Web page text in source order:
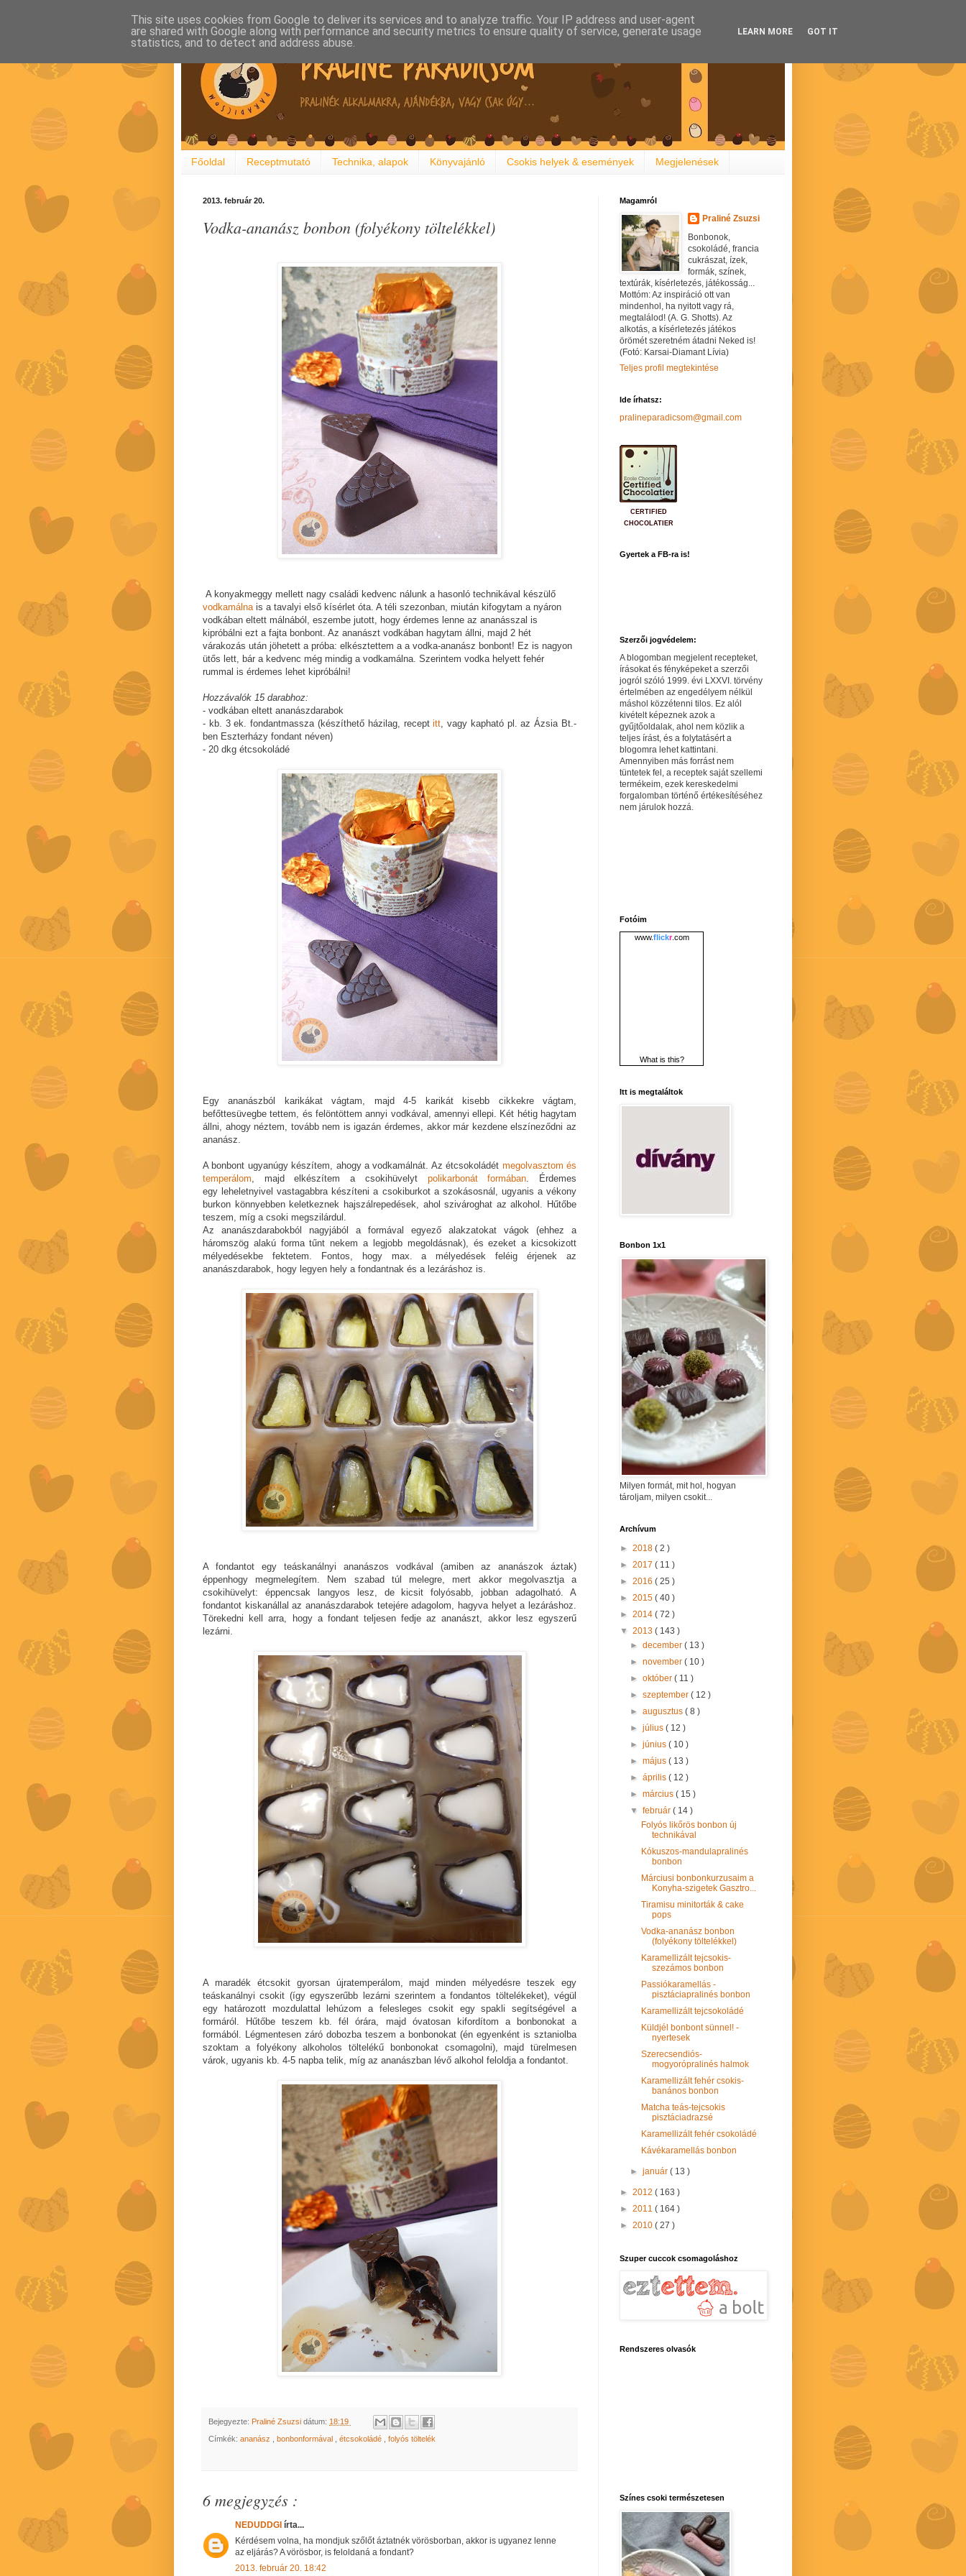
Főoldal Receptmutató Technika, alapok Könyvajánló Csokis helyek & események Megjelenések
2013. február 20.
Vodka-ananász bonbon (folyékony töltelékkel)
A konyakmeggy mellett nagy családi kedvenc nálunk a hasonló technikával készülő
vodkamálnais a tavalyi első kísérlet óta. A téli szezonban, miután kifogytam a nyáron
vodkában eltett málnából, eszembe jutott, hogy érdemes lenne az ananásszal is
kipróbálni ezt a fajta bonbont. Az ananászt vodkában hagytam állni, majd 2 hét
várakozás után jöhetett a próba: elkésztettem a a vodka-ananász bonbont! Ez is nagyon
ütős lett, bár a kedvenc még mindig a vodkamálna. Szerintem vodka helyett fehér
rummal is érdemes lehet kipróbálni!
Hozzávalók 15 darabhoz:
- vodkában eltett ananászdarabok
- kb. 3 ek. fondantmassza (készíthető házilag, receptitt, vagy kapható pl. az Ázsia Bt.-
ben Eszterházy fondant néven)
- 20 dkg étcsokoládé
Egy ananászból karikákat vágtam, majd 4-5 karikát kisebb cikkekre vágtam,
befőttesüvegbe tettem, és felöntöttem annyi vodkával, amennyi ellepi. Két hétig hagytam
állni, ahogy néztem, tovább nem is igazán érdemes, akkor már kezdene elszíneződni az
ananász.
A bonbont ugyanúgy készítem, ahogy a vodkamálnát. Az étcsokoládét megolvasztom és
temperálom, majd elkészítem a csokihüvelyt polikarbonát formában. Érdemes
egy leheletnyivel vastagabbra készíteni a csokiburkot a szokásosnál, ugyanis a vékony
burkon könnyebben keletkeznek hajszálrepedések, ahol szivároghat az alkohol. Hűtőbe
teszem, míg a csoki megszilárdul.
Az ananászdarabokból nagyjából a formával egyező alakzatokat vágok (ehhez a
háromszög alakú forma tűnt nekem a legjobb megoldásnak), és ezeket a kicsokizott
mélyedésekbe fektetem. Fontos, hogy max. a mélyedések feléig érjenek az
ananászdarabok, hogy legyen hely a fondantnak és a lezáráshoz is.
A fondantot egy teáskanálnyi ananászos vodkával (amiben az ananászok áztak)
éppenhogy megmelegítem. Nem szabad túl melegre, mert akkor megolvasztja a
csokihüvelyt: éppencsak langyos lesz, de kicsit folyósabb, jobban adagolható. A
fondantot kiskanállal az ananászdarabok tetejére adagolom, hagyva helyet a lezáráshoz.
Törekedni kell arra, hogy a fondant teljesen fedje az ananászt, akkor lesz egyszerű
lezárni.
A maradék étcsokit gyorsan újratemperálom, majd minden mélyedésre teszek egy
teáskanálnyi csokit (így egyszerűbb lezárni szerintem a fondantos töltelékeket), végül
egy határozott mozdulattal lehúzom a felesleges csokit egy spakli segítségével a
formáról. Hűtőbe teszem kb. fél órára, majd óvatosan kifordítom a bonbonokat a
formából. Légmentesen záró dobozba teszem a bonbonokat (én egyenként is sztaniolba
szoktam a folyékony alkoholos töltelékű bonbonokat csomagolni), majd türelmesen
várok, ugyanis kb. 4-5 napba telik, míg az ananászban lévő alkohol feloldja a fondantot.
Bejegyezte: Praliné Zsuzsi dátum: 18:19
Címkék: ananász bonbonformával étcsokoládé folyós töltelék
6 megjegyzés :
NEDUDDGI írta...
Kérdésem volna, ha mondjuk szőlőt áztatnék vörösborban, akkor is ugyanez lenne
az eljárás? A vörösbor, is feloldaná a fondant?
2013. február 20. 18:42
Magamról
Praliné Zsuzsi
Bonbonok,
csokoládé, francia
cukrászat, ízek,
formák, színek,
textúrák, kísérletezés, játékosság...
Mottóm: Az inspiráció ott van
mindenhol, ha nyitott vagy rá,
megtalálod! (A. G. Shotts). Az
alkotás, a kísérletezés játékos
örömét szeretném átadni Neked is!
(Fotó: Karsai-Diamant Lívia)
Teljes profil megtekintése
Ide írhatsz:
pralineparadicsom@gmail.com
CERTIFIED
CHOCOLATIER
Gyertek a FB-ra is!
Szerzői jogvédelem:
A blogomban megjelent recepteket,
írásokat és fényképeket a szerzői
jogról szóló 1999. évi LXXVI. törvény
értelmében az engedélyem nélkül
máshol közzétenni tilos. Ez alól
kivételt képeznek azok a
gyűjtőoldalak, ahol nem közlik a
teljes írást, és a folytatásért a
blogomra lehet kattintani.
Amennyiben más forrást nem
tüntetek fel, a receptek saját szellemi
termékeim, ezek kereskedelmi
forgalomban történő értékesítéséhez
nem járulok hozzá.
Fotóim
www.flickr.com
What is this?
Itt is megtaláltok
Bonbon 1x1
Milyen formát, mit hol, hogyan
tároljam, milyen csokit...
Archívum
► 2018 ( 2 )
► 2017 ( 11 )
► 2016 ( 25 )
► 2015 ( 40 )
► 2014 ( 72 )
▼ 2013 ( 143 )
►december( 13 )
►november( 10 )
►október( 11 )
►szeptember( 12 )
►augusztus( 8 )
►július( 12 )
►június( 10 )
►május( 13 )
►április( 12 )
►március( 15 )
▼február( 14 )
Folyós likőrös bonbon új
technikával
Kókuszos-mandulapralinés
bonbon
Márciusi bonbonkurzusaim a
Konyha-szigetek Gasztro...
Tiramisu minitorták & cake
pops
Vodka-ananász bonbon
(folyékony töltelékkel)
Karamellizált tejcsokis-
szezámos bonbon
Passiókaramellás -
pisztáciapralinés bonbon
Karamellizált tejcsokoládé
Küldjél bonbont sünnel! -
nyertesek
Szerecsendiós-
mogyorópralinés halmok
Karamellizált fehér csokis-
banános bonbon
Matcha teás-tejcsokis
pisztáciadrazsé
Karamellizált fehér csokoládé
Kávékaramellás bonbon
►január( 13 )
► 2012 ( 163 )
► 2011 ( 164 )
► 2010 ( 27 )
Szuper cuccok csomagoláshoz
Rendszeres olvasók
Színes csoki természetesen
This site uses cookies from Google to deliver its services and to analyze traffic. Your IP address and user-agent
are shared with Google along with performance and security metrics to ensure quality of service, generate usage
statistics, and to detect and address abuse.
LEARN MORE GOT IT